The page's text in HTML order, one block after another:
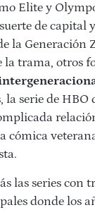
Elite y
de capital
la Generación
la trama, otros
la serie de HBO
cómica
las series con
donde los